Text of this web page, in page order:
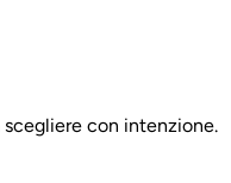
con intenzione.